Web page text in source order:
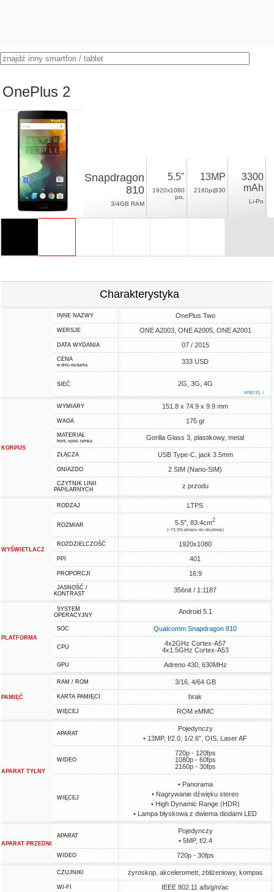
OnePlus 2
Snapdragon
810
3/4GB RAM
5.5"
1920x1080
pix.
13MP
2160p@30
3300
mAh
Li-Po
Charakterystyka
INNE NAZWY OnePlus Two
WERSJE ONE A2003, ONE A2005, ONE A2001
DATA WYDANIA 07 / 2015
CENA
w dniu wydania 333 USD
SIEĆ 2G, 3G, 4G
więcej ↓
KORPUS
WYMIARY 151.8 x 74.9 x 9.9 mm
WAGA 175 gr
MATERIAŁ
front, spód, ramka Gorilla Glass 3, plastikowy, metal
ZŁĄCZA USB Type-C, jack 3.5mm
GNIAZDO 2 SIM (Nano-SIM)
CZYTNIK LINII
PAPILARNYCH
z przodu
WYŚWIETLACZ
RODZAJ LTPS
ROZMIAR 5.5", 83.4cm2
(~73.3% ekranu do obudowy)
ROZDZIELCZOŚĆ 1920x1080
PPI 401
PROPORCJI 16:9
JASNOŚĆ /
KONTRAST
356nit / 1:1187
PLATFORMA
SYSTEM
OPERACYJNY
Android 5.1
SOC Qualcomm Snapdragon 810
CPU
4x2GHz Cortex-A57
4x1.5GHz Cortex-A53
GPU Adreno 430, 630MHz
PAMIĘĆ
RAM / ROM 3/16, 4/64 GB
KARTA PAMIĘCI brak
WIĘCEJ ROM eMMC
APARAT TYLNY
APARAT
Pojedynczy
• 13MP, f/2.0, 1/2.6", OIS, Laser AF
WIDEO
720p - 120fps
1080p - 60fps
2160p - 30fps
WIĘCEJ
• Panorama
• Nagrywanie dźwięku stereo
• High Dynamic Range (HDR)
• Lampa błyskowa z dwiema diodami LED
APARAT PRZEDNI
APARAT
Pojedynczy
• 5MP, f/2.4
WIDEO 720p - 30fps
CZUJNIKI żyroskop, akcelerometr, zbliżeniowy, kompas
WI-FI IEEE 802.11 a/b/g/n/ac